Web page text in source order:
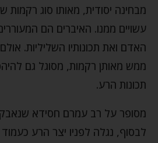
מבחינה יסודית, מאותו סוג רקמות
עשויים ממנו. האיברים הם
האדם ואת תכונותיו השליליות.
ממש מאותן רקמות, מסוגל גם
תכונות הרע.
מסופר על רב עמרם חסידא
לבסוף, נגלה לפניו יצר הרע